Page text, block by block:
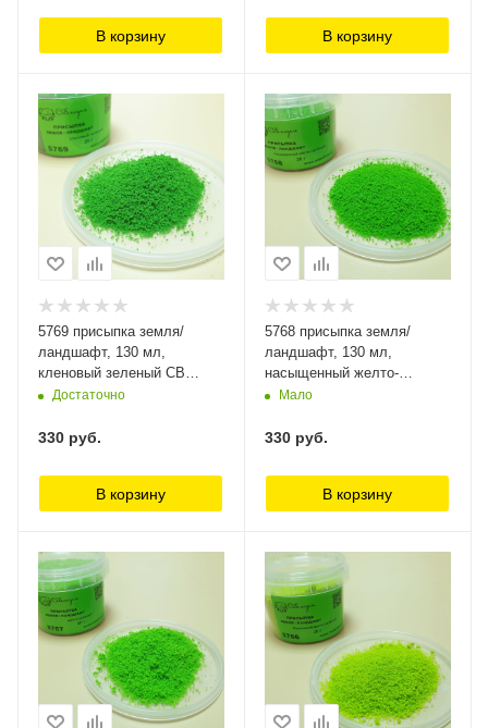
В корзину В корзину
5769 присыпка земля/
ландшафт, 130 мл,
кленовый зеленый СВ
Модель
Достаточно
330 руб.
В корзину
5768 присыпка земля/
ландшафт, 130 мл,
насыщенный желто-
зеленый СВ Модель
Мало
330 руб.
В корзину